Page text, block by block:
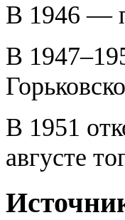
В 1946 —
В
В 1951
августе